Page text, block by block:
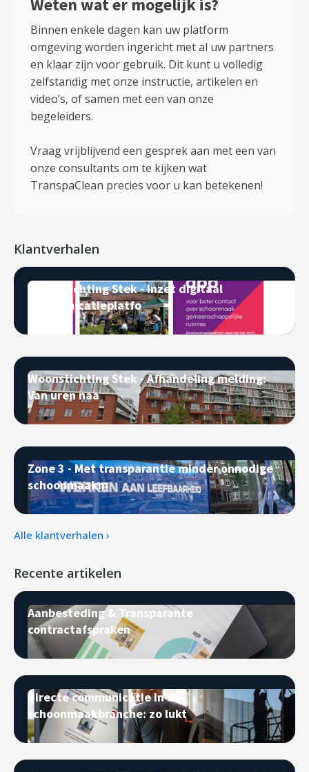
Binnen enkele dagen kan uw platform
omgeving worden ingericht met al uw partners
en klaar zijn voor gebruik. Dit kunt u volledig
zelfstandig met onze instructie, artikelen en
video’s, of samen met een van onze
begeleiders.
Vraag vrijblijvend een gesprek aan met een van
onze consultants om te kijken wat
TranspaClean precies voor u kan betekenen!
Klantverhalen
Woonstichting Stek - Inzet digitaal
communicatieplatfo
Woonstichting Stek - Afhandeling melding:
Van uren naa
Zone 3 - Met transparantie minder onnodige
schoonmaakm
Alle klantverhalen ›
Recente artikelen
Aanbesteding & Transparante
contractafspraken
Directe communicatie in de
schoonmaakbranche: zo lukt